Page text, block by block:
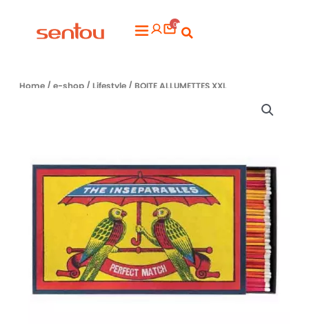
Flyout
0
Home/ e-shop/ Lifestyle/ BOITE ALLUMETTES XXL